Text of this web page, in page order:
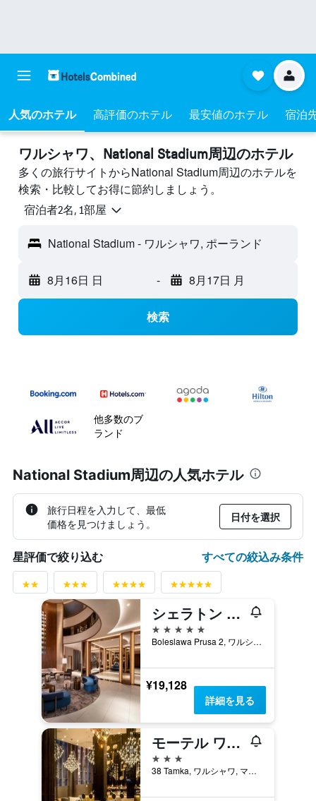
人気のホテル 高評価のホテル 最安値のホテル 宿泊
ワルシャワ​、National Stadium周辺のホテル
多くの旅行サイトからNational Stadium周辺のホテルを
検索・比較してお得に節約しましょう。
宿泊者2名, 1​部屋
National Stadium - ワルシャワ, ポーランド
8月16日 日 - 8月17日 月
検索
他多数のブ
ランド
National Stadium周辺の人気ホテル
旅行日程を入力して、最低
価格を見つけましょう。
日付を選択
星評価で絞り込む すべての絞込み条件
シェラトン グランド ワルシャワ
5つ星
Boleslawa Prusa 2, ワルシャワ, マゾフシェ県, ポーランド
¥19,128
詳細を見る
モーテル ワン ワルシャワ-ショパン
3つ星
38 Tamka, ワルシャワ, マゾフシェ県, ポーランド